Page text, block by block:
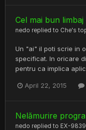
Cel mai bun
nedo replied to Che's
Un "ai" il poti scrie in
specificat. In oricare
pentru ca implica
April 22, 2015
Nelămurire
nedo replied to EX-